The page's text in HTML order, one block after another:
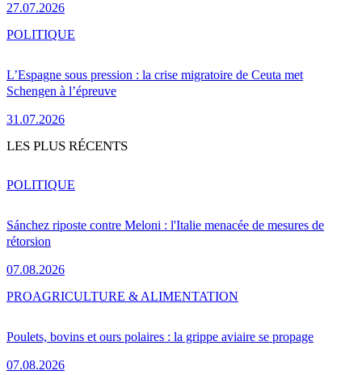
27.07.2026
L’Espagne sous pression : la crise migratoire de Ceuta met
Schengen à l’épreuve
31.07.2026
POLITIQUE
LES PLUS RÉCENTS
Sánchez riposte contre Meloni : l'Italie menacée de mesures de
rétorsion
07.08.2026
POLITIQUE
Poulets, bovins et ours polaires : la grippe aviaire se propage
07.08.2026
PROAGRICULTURE & ALIMENTATION